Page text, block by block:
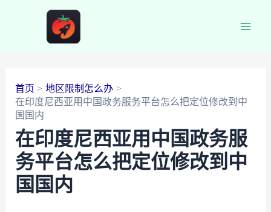
首页
地区限制怎么办
在印度尼西亚用中国政务服务平台怎么把定位修改到中
国国内
在印度尼西亚用中国政务服
务平台怎么把定位修改到中
国国内